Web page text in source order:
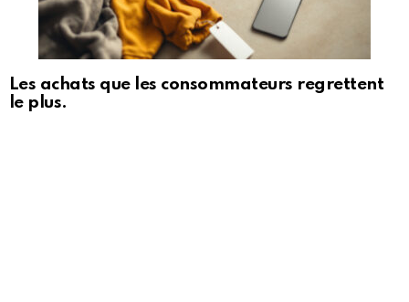
Les achats que les consommateurs regrettent
le plus.